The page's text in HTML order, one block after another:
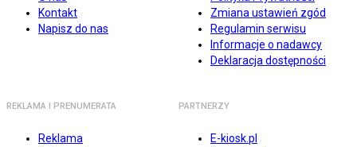
Kontakt
Napisz do nas
Zmiana ustawień zgód
Regulamin serwisu
Informacje o nadawcy
Deklaracja dostępności
REKLAMA I PRENUMERATA
Reklama
PARTNERZY
E-kiosk.pl